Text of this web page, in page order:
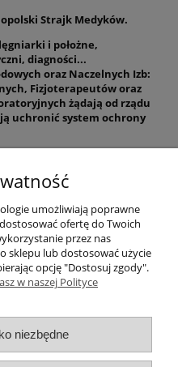
Strajk Medyków.
i położne,
diagności...
oraz Naczelnych Izb:
Fizjoterapeutów oraz
żądają od rządu
uchronić system ochrony
sobie bez nich.
indywidualnie i prywatnie.
laski Eskulapa oraz napisem:
dostawa
umożliwiają poprawne
ofertę do Twoich
przez nas
sklepu lub dostosować użycie
opcję "Dostosuj zgody".
w naszej Polityce
niezbędne